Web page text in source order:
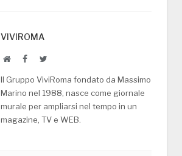
VIVIROMA
WebsiteFacebookTwitter
Il Gruppo ViviRoma fondato da Massimo
Marino nel 1988, nasce come giornale
murale per ampliarsi nel tempo in un
magazine, TV e WEB.